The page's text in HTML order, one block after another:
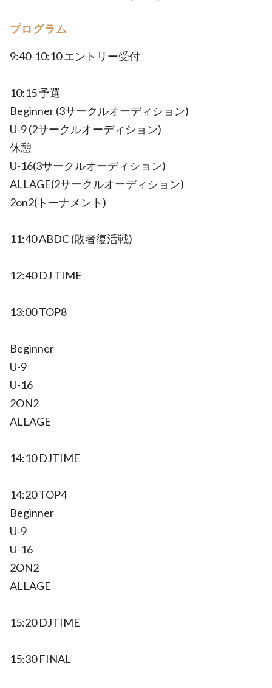
プログラム
9:40-10:10 エントリー受付
10:15 予選
Beginner (3サークルオーディション)
U-9 (2サークルオーディション)
休憩
U-16(3サークルオーディション)
ALLAGE(2サークルオーディション)
2on2(トーナメント)
11:40 ABDC (敗者復活戦)
12:40 DJ TIME
13:00 TOP8
Beginner
U-9
U-16
2ON2
ALLAGE
14:10 DJTIME
14:20 TOP4
Beginner
U-9
U-16
2ON2
ALLAGE
15:20 DJTIME
15:30 FINAL